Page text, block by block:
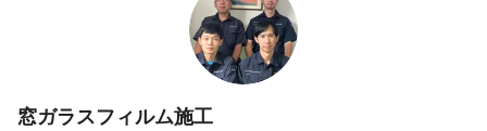
窓ガラスフィルム施工